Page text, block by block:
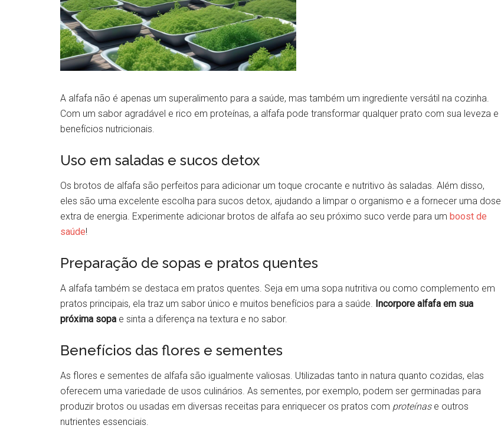
A alfafa não é apenas um superalimento para a saúde, mas também um ingrediente versátil na cozinha.
Com um sabor agradável e rico em proteínas, a alfafa pode transformar qualquer prato com sua leveza e
benefícios nutricionais.
Uso em saladas e sucos detox
Os brotos de alfafa são perfeitos para adicionar um toque crocante e nutritivo às saladas. Além disso,
eles são uma excelente escolha para sucos detox, ajudando a limpar o organismo e a fornecer uma dose
extra de energia. Experimente adicionar brotos de alfafa ao seu próximo suco verde para um boost de
saúde!
Preparação de sopas e pratos quentes
A alfafa também se destaca em pratos quentes. Seja em uma sopa nutritiva ou como complemento em
pratos principais, ela traz um sabor único e muitos benefícios para a saúde. Incorpore alfafa em sua
próxima sopa e sinta a diferença na textura e no sabor.
Benefícios das flores e sementes
As flores e sementes de alfafa são igualmente valiosas. Utilizadas tanto in natura quanto cozidas, elas
oferecem uma variedade de usos culinários. As sementes, por exemplo, podem ser germinadas para
produzir brotos ou usadas em diversas receitas para enriquecer os pratos com proteínase outros
nutrientes essenciais.